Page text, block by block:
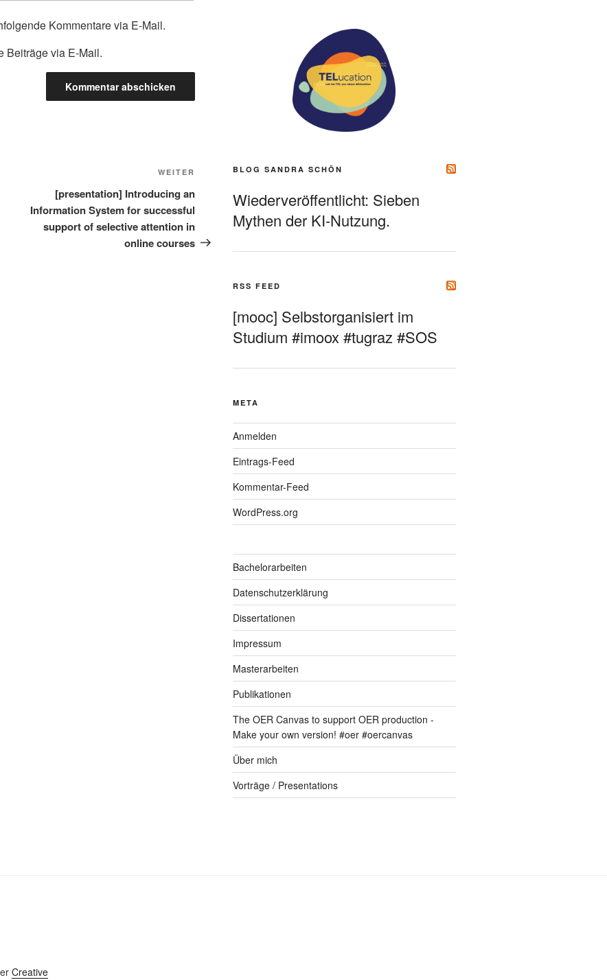
Kommentare via E-Mail.
Beiträge via E-Mail.
Nächster
Beitrag
WEITER
[presentation] Introducing an
Information System for successful
support of selective attention in
online courses
BLOG SANDRA SCHÖN
Wiederveröffentlicht: Sieben
Mythen der KI-Nutzung.
RSS FEED
[mooc] Selbstorganisiert im
Studium #imoox #tugraz #SOS
META
Anmelden
Eintrags-Feed
Kommentar-Feed
WordPress.org
Bachelorarbeiten
Datenschutzerklärung
Dissertationen
Impressum
Masterarbeiten
Publikationen
The OER Canvas to support OER production -
Make your own version! #oer #oercanvas
Über mich
Vorträge / Presentations
Creative